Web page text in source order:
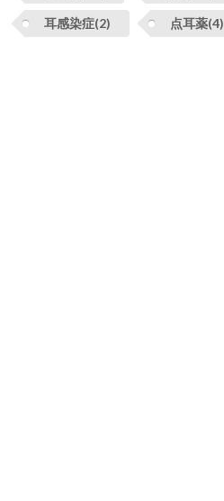
耳感染症(2) 点耳薬(4)